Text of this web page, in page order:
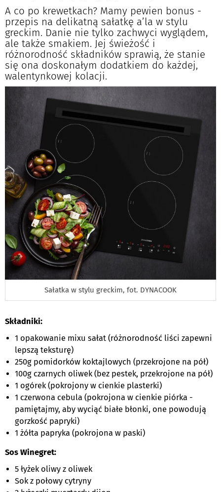
A co po krewetkach? Mamy pewien bonus -
przepis na delikatną sałatkę a’la w stylu
greckim. Danie nie tylko zachwyci wyglądem,
ale także smakiem. Jej świeżość i
różnorodność składników sprawią, że stanie
się ona doskonałym dodatkiem do każdej,
walentynkowej kolacji.
Sałatka w stylu greckim, fot. DYNACOOK
Składniki:
1 opakowanie mixu sałat (różnorodność liści zapewni
lepszą teksturę)
250g pomidorków koktajlowych (przekrojone na pół)
100g czarnych oliwek (bez pestek, przekrojone na pół)
1 ogórek (pokrojony w cienkie plasterki)
1 czerwona cebula (pokrojona w cienkie piórka -
pamiętajmy, aby wyciąć białe błonki, one powodują
gorzkość papryki)
1 żółta papryka (pokrojona w paski)
Sos Winegret:
5 łyżek oliwy z oliwek
Sok z połowy cytryny